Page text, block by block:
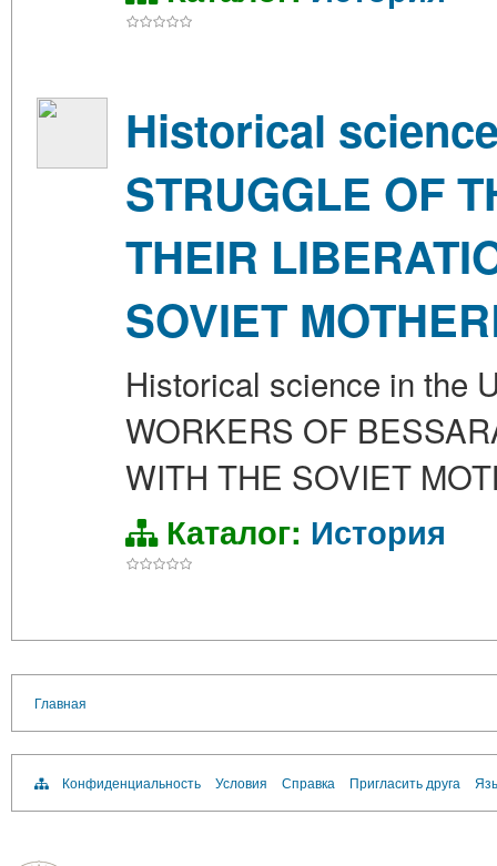
Historical
STRUGGLE OF
THEIR
SOVIET
Historical science in the
WORKERS OF
WITH THE SOVIET
Каталог: История
Главная
Конфиденциальность Условия Справка Пригласить друга